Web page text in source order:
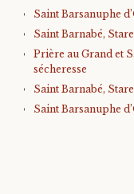
Saint Barsanuphe
Saint Barnabé,
Prière au Grand et
sécheresse
Saint Barnabé,
Saint Barsanuphe